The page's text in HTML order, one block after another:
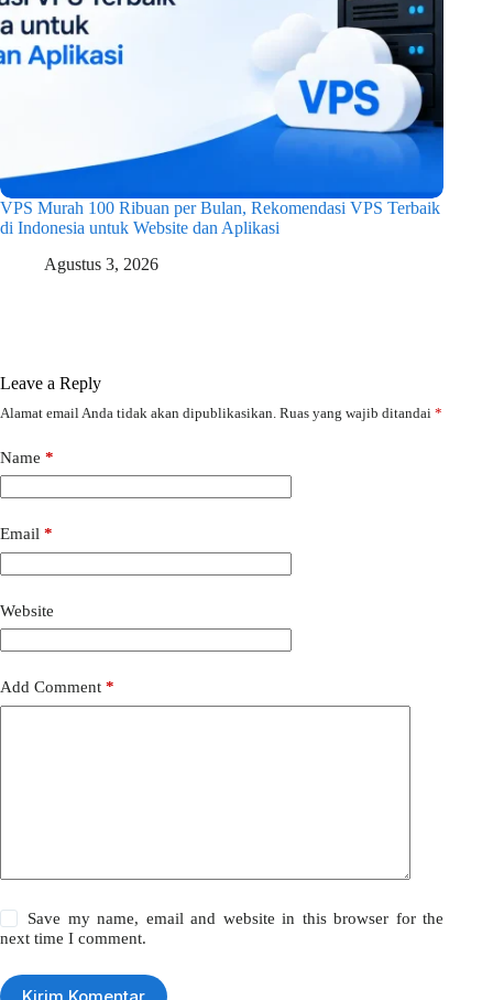
VPS Murah 100 Ribuan per Bulan, Rekomendasi VPS Terbaik
di Indonesia untuk Website dan Aplikasi
Agustus 3, 2026
Leave a Reply
Alamat email Anda tidak akan dipublikasikan. Ruas yang wajib ditandai *
Name *
Email *
Website
Add Comment *
Save my name, email and website in this browser for the
next time I comment.